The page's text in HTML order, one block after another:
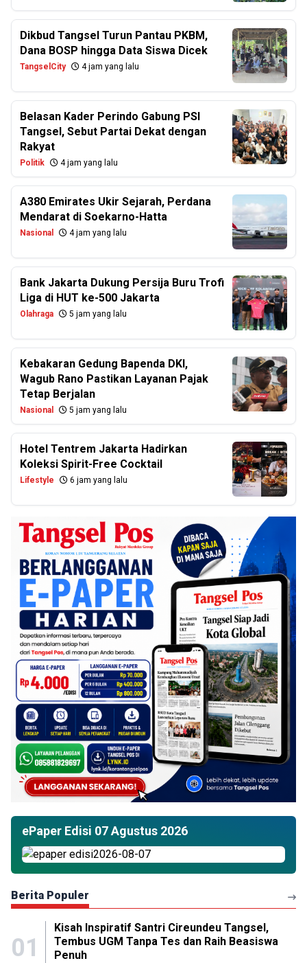
Dikbud Tangsel Turun Pantau PKBM,
Dana BOSP hingga Data Siswa Dicek
TangselCity 4 jam yang lalu
Belasan Kader Perindo Gabung PSI
Tangsel, Sebut Partai Dekat dengan
Rakyat
Politik 4 jam yang lalu
A380 Emirates Ukir Sejarah, Perdana
Mendarat di Soekarno-Hatta
Nasional 4 jam yang lalu
Bank Jakarta Dukung Persija Buru Trofi
Liga di HUT ke-500 Jakarta
Olahraga 5 jam yang lalu
Kebakaran Gedung Bapenda DKI,
Wagub Rano Pastikan Layanan Pajak
Tetap Berjalan
Nasional 5 jam yang lalu
Hotel Tentrem Jakarta Hadirkan
Koleksi Spirit-Free Cocktail
Lifestyle 6 jam yang lalu
ePaper Edisi 07 Agustus 2026
Berita Populer
01
Kisah Inspiratif Santri Cireundeu Tangsel,
Tembus UGM Tanpa Tes dan Raih Beasiswa
Penuh